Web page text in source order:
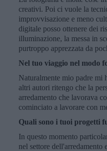
creativi. Poi ci vuole la
improvvisazione e meno
digitale posso ottenere dei
illuminazione, la messa in
purtroppo apprezzata da
Nel tuo viaggio nel modo
Naturalmente mio padre mi
altri autori ritengo che la
arredamento che lavorava
cominciato a lavorare con
Quali sono i tuoi progetti
In questo momento
nel settore